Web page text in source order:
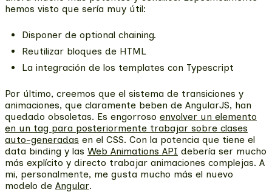
hemos visto que sería muy útil:
Disponer de optional chaining.
Reutilizar bloques de HTML
La integración de los templates con Typescript
Por último, creemos que el sistema de transiciones y
animaciones, que claramente beben de AngularJS, han
quedado obsoletas. Es engorroso envolver un elemento
en un tag para posteriormente trabajar sobre clases
auto-generadas en el CSS. Con la potencia que tiene el
data binding y las Web Animations API debería ser mucho
más explícito y directo trabajar animaciones complejas. A
mi, personalmente, me gusta mucho más el nuevo
modelo de Angular.